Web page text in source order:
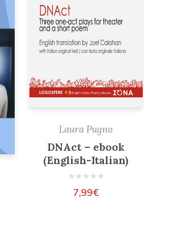
Laura Pugno
DNAct – ebook
(English-Italian)
7,99€